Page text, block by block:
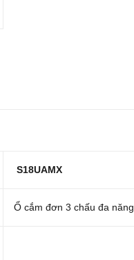
S18UAMX
Ổ cắm đơn 3 chấu đa năng